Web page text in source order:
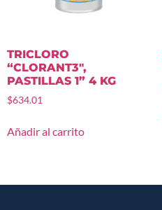
TRICLORO
“CLORANT3″,
PASTILLAS 1” 4 KG
$634.01
Añadir al carrito